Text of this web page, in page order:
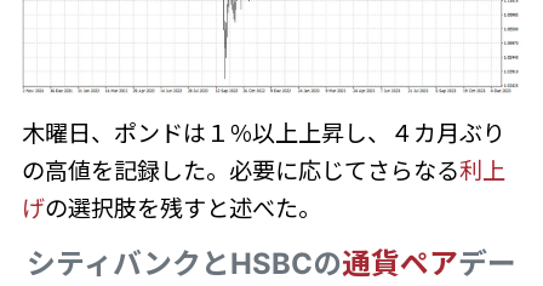
木曜日、ポンドは１％以上上昇し、４カ月ぶり
の高値を記録した。必要に応じてさらなる利上
げの選択肢を残すと述べた。
シティバンクとHSBCの通貨ペアデー